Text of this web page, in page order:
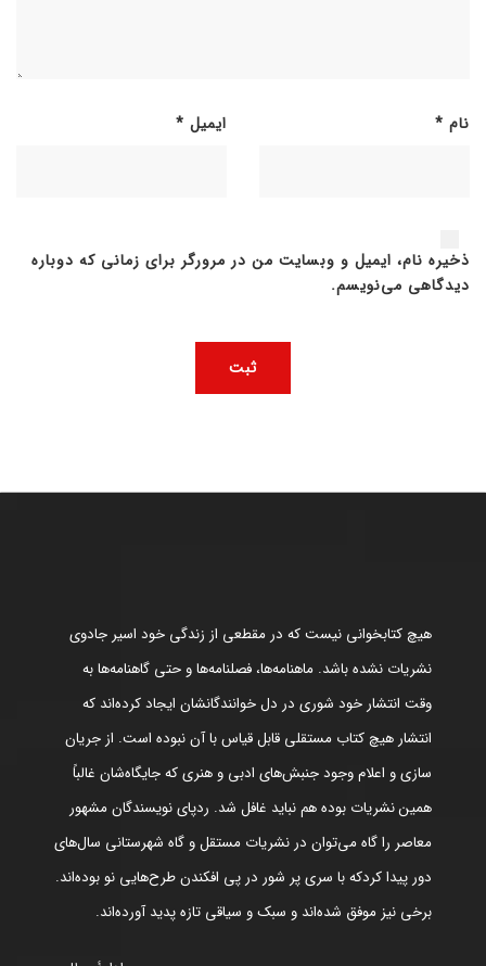
نام * ایمیل *
ذخیره نام، ایمیل و وبسایت من در مرورگر برای زمانی که دوباره
دیدگاهی می‌نویسم.
هیچ کتابخوانی نیست که در مقطعی از زندگی خود اسیر جادوی
نشریات نشده باشد. ماهنامه‌ها، فصلنامه‌ها و حتی گاهنامه‌ها به
وقت انتشار خود شوری در دل خوانندگانشان ایجاد کرده‌اند که
انتشار هیچ کتاب مستقلی قابل قیاس با آن نبوده است. از جریان
سازی و اعلام وجود جنبش‌های ادبی و هنری که جایگاه‌شان غالباً
همین نشریات بوده هم نباید غافل شد. ردپای نویسندگان مشهور
معاصر را گاه می‌توان در نشریات مستقل و گاه شهرستانی سال‌های
دور پیدا کردکه با سری پر شور در پی افکندن طرح‌هایی نو بوده‌اند.
برخی نیز موفق شده‌اند و سبک و سیاقی تازه پدید آورده‌اند.